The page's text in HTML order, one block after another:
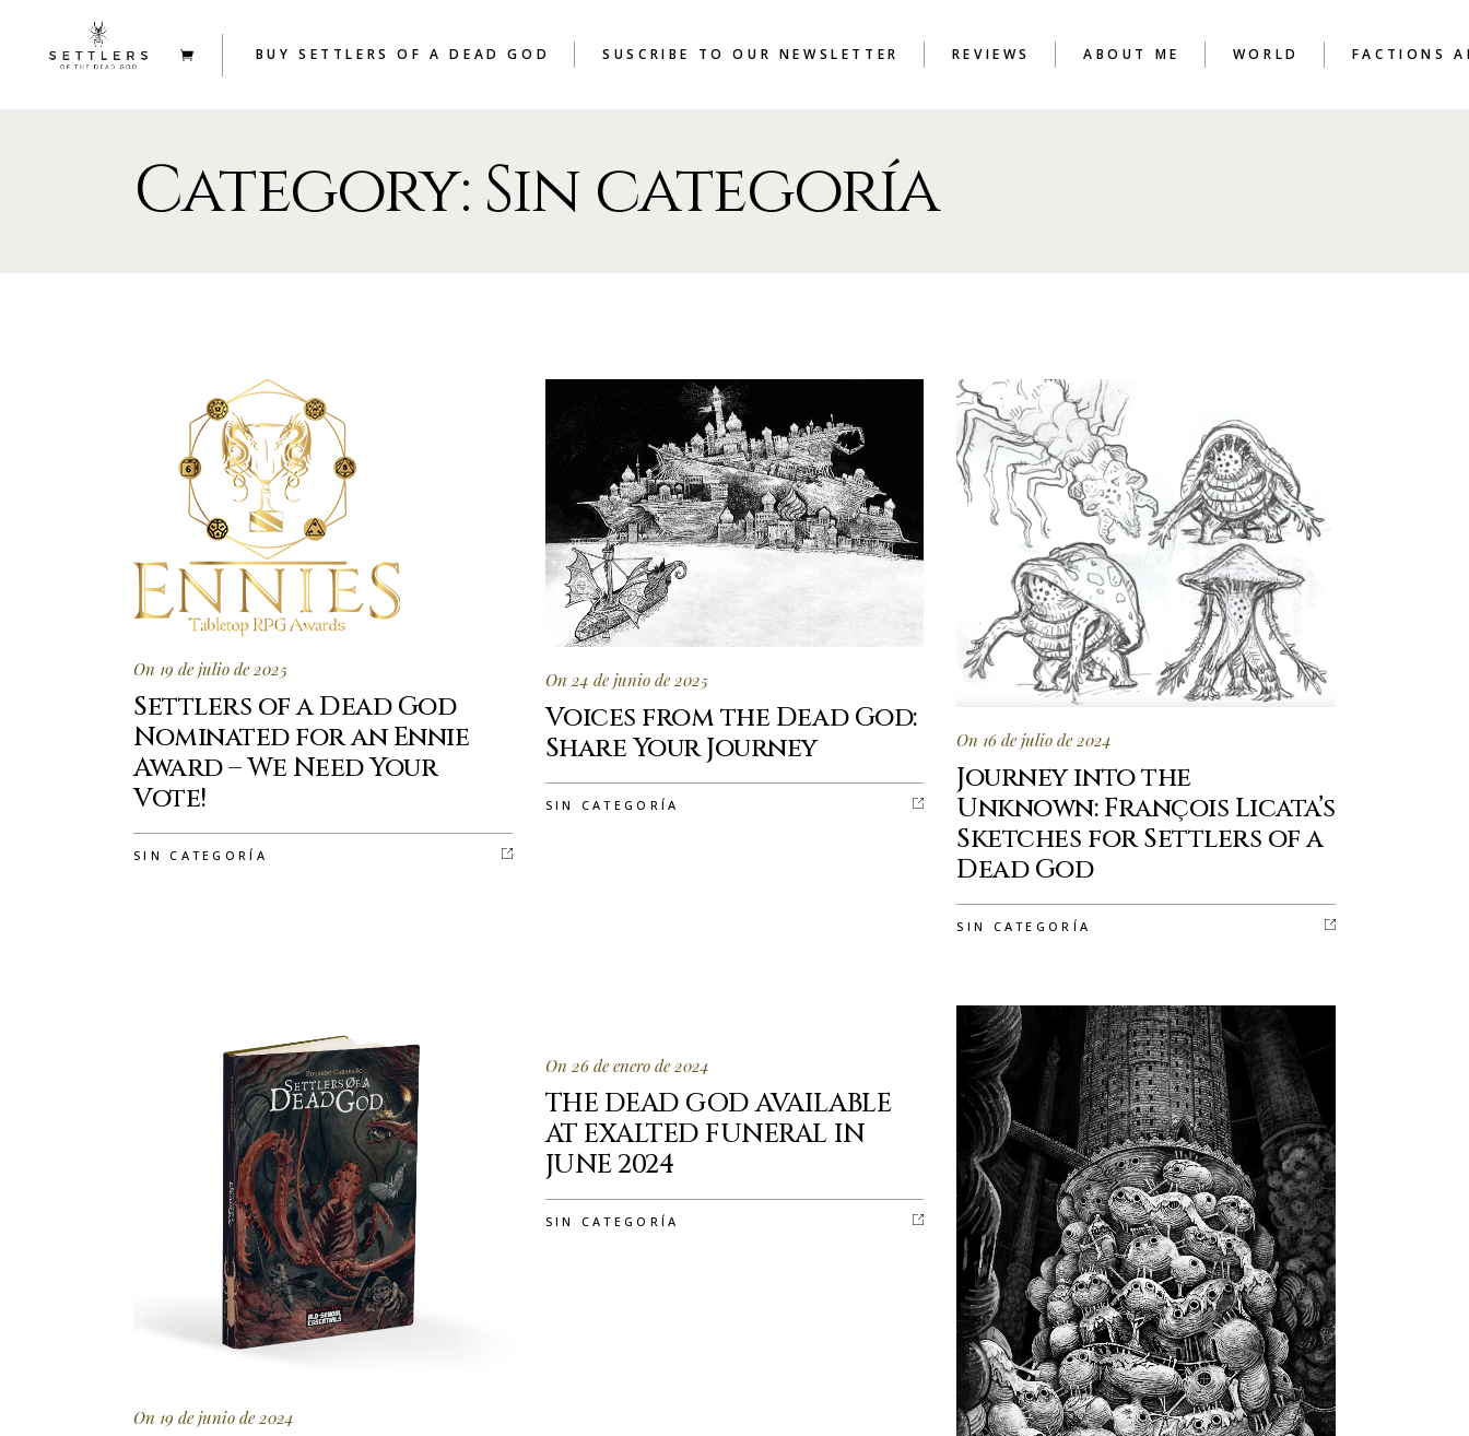
BUY SETTLERS OF A DEAD GOD SUSCRIBE TO OUR NEWSLETTER REVIEWS ABOUT ME WORLD FACTIONS
Category: Sin categoría
On 19 de julio de 2025
Settlers of a Dead God
Nominated for an Ennie
Award – We Need Your
Vote!
SIN CATEGORÍA
On 24 de junio de 2025
Voices from the Dead God:
Share Your Journey
SIN CATEGORÍA
On 16 de julio de 2024
Journey into the
Unknown: François Licata’s
Sketches for Settlers of a
Dead God
SIN CATEGORÍA
On 19 de junio de 2024
On 26 de enero de 2024
THE DEAD GOD AVAILABLE
AT EXALTED FUNERAL IN
JUNE 2024
SIN CATEGORÍA